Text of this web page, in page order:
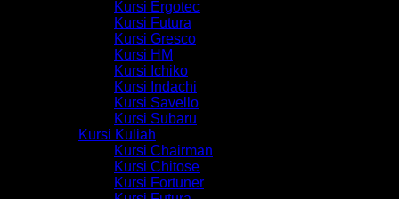
Kursi Ergotec
Kursi Futura
Kursi Gresco
Kursi HM
Kursi Ichiko
Kursi Indachi
Kursi Savello
Kursi Subaru
Kursi Kuliah
Kursi Chairman
Kursi Chitose
Kursi Fortuner